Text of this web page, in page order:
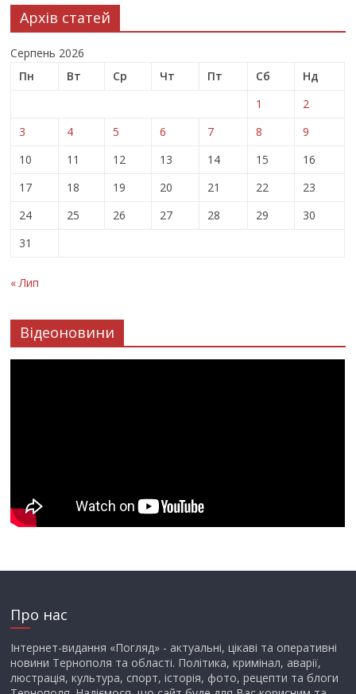
Архів статей
Серпень 2026
Пн
Вт Ср Чт Пт Сб
Нд
1
2
3
4 5 6 7 8
9
10
11 12 13 14 15
16
17
18 19 20 21 22
23
24
25 26 27 28 29
30
31
« Лип
Відеоновини
Про нас
Інтернет-видання «Погляд» - актуальні, цікаві та оперативні
новини Тернополя та області. Політика, кримінал, аварії,
люстрація, культура, спорт, історія, фото, рецепти та блоги